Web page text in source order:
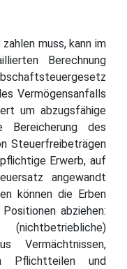
muss, kann im
Berechnung
Vermögensanfalls
um abzugsfähige
Bereicherung des
Steuerfreibeträgen
Erwerb, auf
angewandt
können die Erben
abziehen:
Vermächtnissen,
Pflichtteilen und